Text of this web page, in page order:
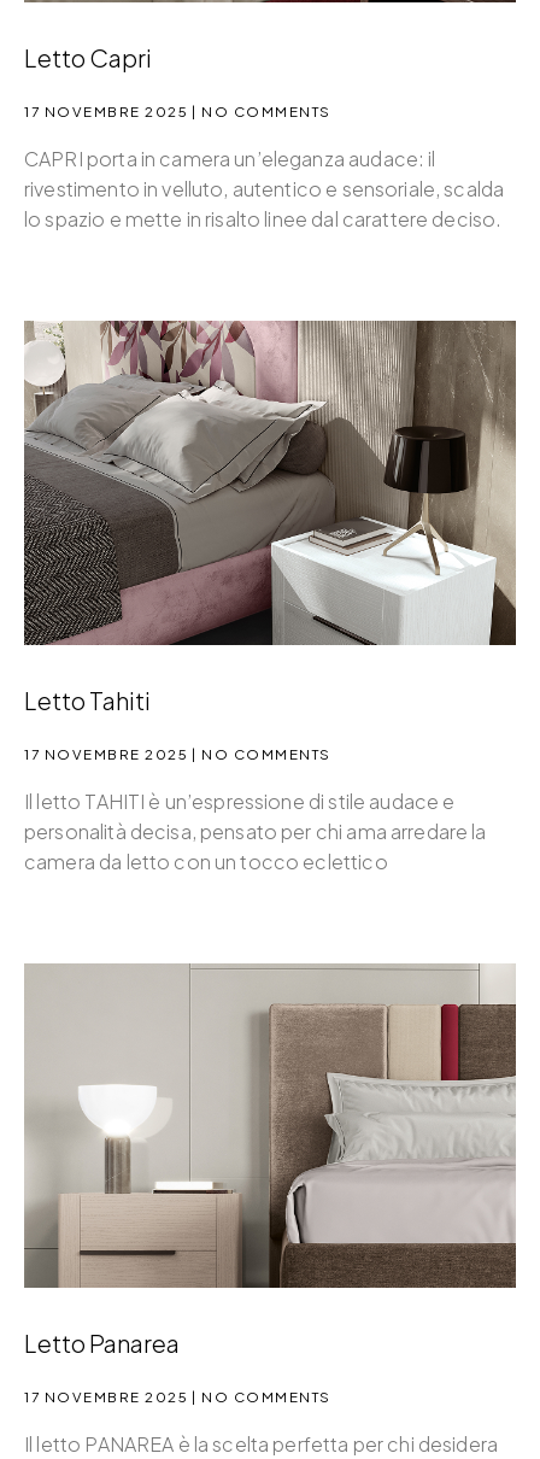
Letto Capri
17 NOVEMBRE 2025 NO COMMENTS
CAPRI porta in camera un’eleganza audace: il
rivestimento in velluto, autentico e sensoriale, scalda
lo spazio e mette in risalto linee dal carattere deciso.
Letto Tahiti
17 NOVEMBRE 2025 NO COMMENTS
Il letto TAHITI è un’espressione di stile audace e
personalità decisa, pensato per chi ama arredare la
camera da letto con un tocco eclettico
Letto Panarea
17 NOVEMBRE 2025 NO COMMENTS
Il letto PANAREA è la scelta perfetta per chi desidera